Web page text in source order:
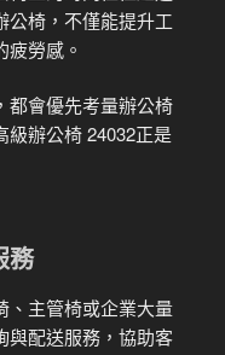
公椅，不僅能提升工
勞感。
都會優先考量辦公椅
級辦公椅 24032正是
務
、主管椅或企業大量
與配送服務，協助客